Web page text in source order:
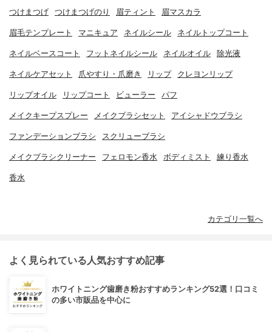
つけまつげ つけまつげのり 眉ティント 眉マスカラ
眉毛テンプレート マニキュア ネイルシール ネイルトップコート
ネイルベースコート フットネイルシール ネイルオイル 除光液
ネイルケアセット 爪やすり・爪磨き リップ クレヨンリップ
リップオイル リップコート ビューラー パフ
メイクキープスプレー メイクブラシセット アイシャドウブラシ
ファンデーションブラシ スクリューブラシ
メイクブラシクリーナー フェロモン香水 ボディミスト 練り香水
香水
カテゴリ一覧へ
よく見られている人気おすすめ記事
ホワイトニング歯磨き粉おすすめランキング52選！口コミ
の多い市販品を中心に